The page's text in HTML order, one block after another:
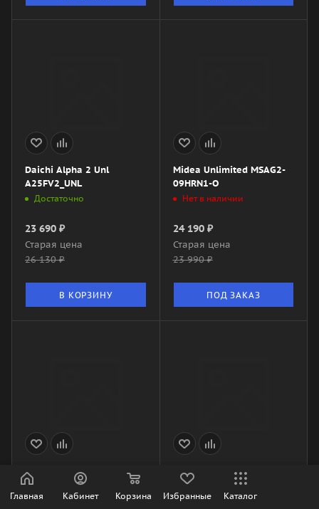
Daichi Alpha 2 Unl
A25FV2_UNL
Достаточно
23 690 ₽
Старая цена
26 130₽
В КОРЗИНУ
Midea Unlimited MSAG2-
09HRN1-O
Нет в наличии
24 190₽
Старая цена
23 990₽
ПОД ЗАКАЗ
Midea Paramount MSAG1-
09HRN1-O
Нет в наличии
DAICHIxMES
Epsilon_UNL_A
E35FV1_UNL_A
Главная Кабинет Корзина Избранные Каталог